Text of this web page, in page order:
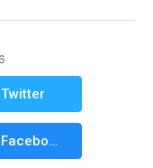
Twitter
Facebook Messenger